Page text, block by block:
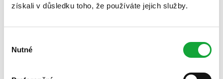
získali v důsledku toho, že používáte jejich služby.
souhlasu
Nutné